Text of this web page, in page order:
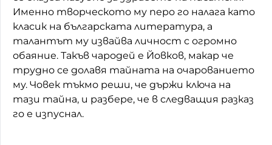
Именно творческото му перо го налага като
класик на българската литература, а
талантът му извайва личност с огромно
обаяние. Такъв чародей е Йовков, макар че
трудно се долавя тайната на очарованието
му. Човек тъкмо реши, че държи ключа на
тази тайна, и разбере, че в следващия разказ
го е изпуснал.